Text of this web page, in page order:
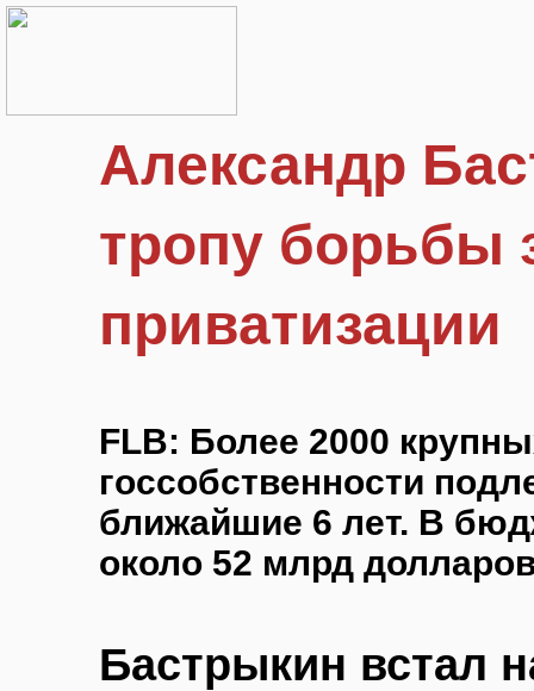
Александр
тропу борьбы
приватизации
FLB: Более 2000
госсобственности
ближайшие 6 лет. В
около 52 млрд
Бастрыкин встал